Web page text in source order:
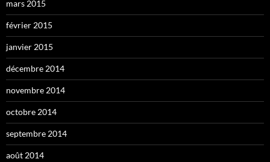
mars 2015
février 2015
janvier 2015
décembre 2014
novembre 2014
octobre 2014
septembre 2014
août 2014